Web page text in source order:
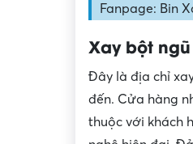
Fanpage: Bin
Xay bột
Đây là địa chỉ
đến. Cửa hàng
thuộc với khách